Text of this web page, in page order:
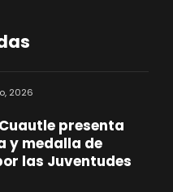
2026
presenta
y medalla de
las Juventudes